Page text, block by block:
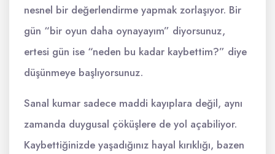
nesnel bir değerlendirme yapmak zorlaşıyor. Bir
gün “bir oyun daha oynayayım” diyorsunuz,
ertesi gün ise “neden bu kadar kaybettim?” diye
düşünmeye başlıyorsunuz.
Sanal kumar sadece maddi kayıplara değil, aynı
zamanda duygusal çöküşlere de yol açabiliyor.
Kaybettiğinizde yaşadığınız hayal kırıklığı, bazen